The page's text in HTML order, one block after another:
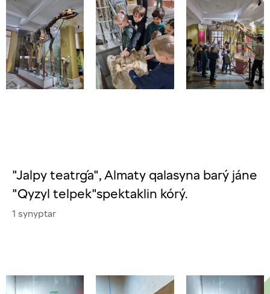
"Jalpy teatrǵa", Almaty qalasyna barý jáne
"Qyzyl telpek"spektaklin kórý.
1 synyptar